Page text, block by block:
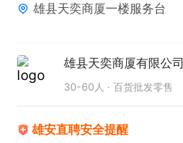
雄县天奕商厦一楼服务台
雄县天奕商厦有限公司
30-60人 百货批发零售
雄安直聘安全提醒